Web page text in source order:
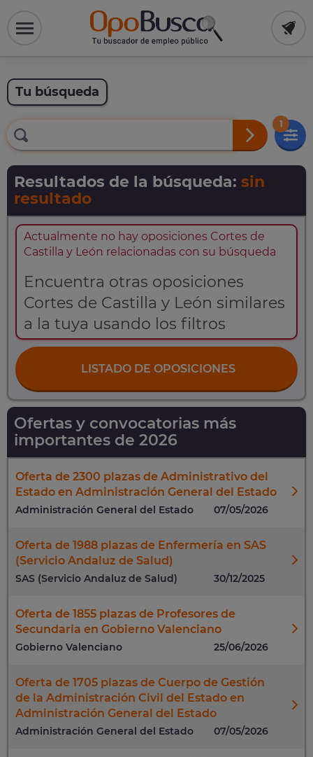
Tu búsqueda
1
Resultados de la búsqueda: sin
resultado
Actualmente no hay oposiciones Cortes de
Castilla y León relacionadas con su búsqueda
Encuentra otras oposiciones
Cortes de Castilla y León similares
a la tuya usando los filtros
LISTADO DE OPOSICIONES
Ofertas y convocatorias más
importantes de 2026
Oferta de 2300 plazas de Administrativo del
Estado en Administración General del Estado
Administración General del Estado 07/05/2026
Oferta de 1988 plazas de Enfermería en SAS
(Servicio Andaluz de Salud)
SAS (Servicio Andaluz de Salud) 30/12/2025
Oferta de 1855 plazas de Profesores de
Secundaria en Gobierno Valenciano
Gobierno Valenciano 25/06/2026
Oferta de 1705 plazas de Cuerpo de Gestión
de la Administración Civil del Estado en
Administración General del Estado
Administración General del Estado 07/05/2026